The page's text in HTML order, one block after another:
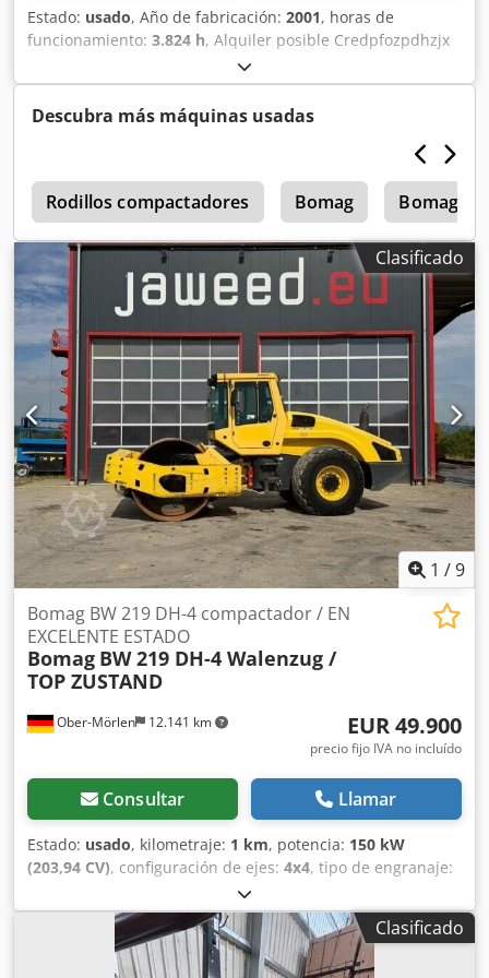
Estado: usado, Año de fabricación: 2001, horas de
funcionamiento: 3.824 h, Alquiler posible Credpfozpdhzjx
Acaof = Más información = Póngase en contacto con Tobias
Ebert para obtener más información.
Descubra más máquinas usadas
Rodillos compactadores Bomag Bomag
Clasificado
1 /9
Ober-Mörlen 12.141 km
Bomag BW 219 DH-4 compactador / EN
EXCELENTE ESTADO
Bomag BW 219 DH-4 Walenzug /
TOP ZUSTAND
EUR 49.900
precio fijo IVA no incluído
Consultar Llamar
Estado: usado, kilometraje: 1 km, potencia: 150 kW
(203,94 CV), configuración de ejes: 4x4, tipo de engranaje:
, Año de fabricación:
19.200 kg Carga útil: 1.730 kg Peso máximo autorizado:
20.930 kg Para obtener más información, póngase en
contacto con Emal Jaweed. Rodillo compactador, Bomag
Clasificado